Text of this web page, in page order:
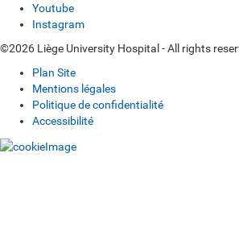
Youtube
Instagram
©2026 Liège University Hospital - All rights
Plan Site
Mentions légales
Politique de confidentialité
Accessibilité